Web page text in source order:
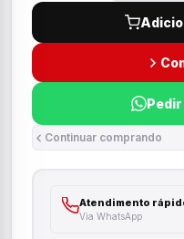
Continuar comprando
Atendimento
Via WhatsApp